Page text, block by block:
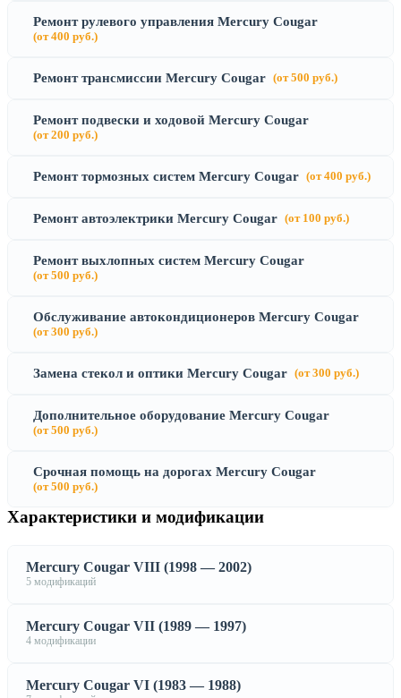
Ремонт рулевого управления Mercury Cougar
(от 400 руб.)
Ремонт трансмиссии Mercury Cougar (от 500 руб.)
Ремонт подвески и ходовой Mercury Cougar
(от 200 руб.)
Ремонт тормозных систем Mercury Cougar (от 400 руб.)
Ремонт автоэлектрики Mercury Cougar (от 100 руб.)
Ремонт выхлопных систем Mercury Cougar
(от 500 руб.)
Обслуживание автокондиционеров Mercury Cougar
(от 300 руб.)
Замена стекол и оптики Mercury Cougar (от 300 руб.)
Дополнительное оборудование Mercury Cougar
(от 500 руб.)
Срочная помощь на дорогах Mercury Cougar
(от 500 руб.)
Характеристики и модификации
Mercury Cougar VIII (1998 — 2002)
5 модификаций
Mercury Cougar VII (1989 — 1997)
4 модификации
Mercury Cougar VI (1983 — 1988)